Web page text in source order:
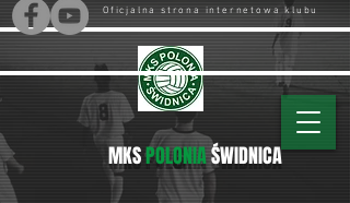
Oficjalna strona internetowa klubu
MKSPOLONIAŚWIDNICA